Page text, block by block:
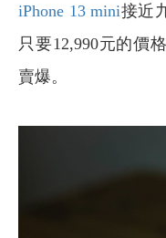
iPhone 13 mini接近
只要12,990元的價
賣爆。